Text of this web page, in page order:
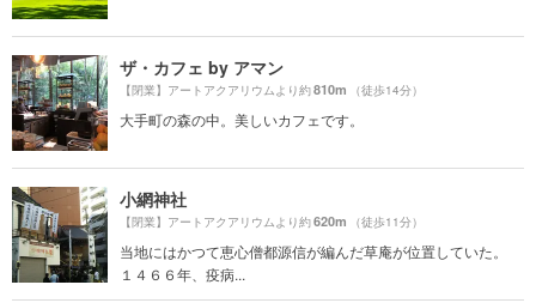
ザ・カフェ by アマン
【閉業】アートアクアリウムより約810m （徒歩14分）
大手町の森の中。美しいカフェです。
小網神社
【閉業】アートアクアリウムより約620m （徒歩11分）
当地にはかつて恵心僧都源信が編んだ草庵が位置していた。
１４６６年、疫病...